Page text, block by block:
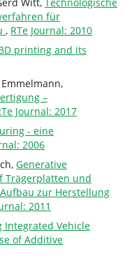
für
, RTe Journal: 2010
printing and its
–
Journal: 2017
- eine
2006
Generative
Trägerplatten und
zur Herstellung
2011
Integrated Vehicle
of Additive